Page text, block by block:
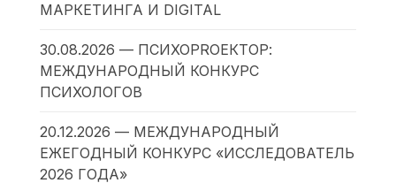
МАРКЕТИНГА И DIGITAL
30.08.2026 — ПСИХОPROЕКТОР:
МЕЖДУНАРОДНЫЙ КОНКУРС
ПСИХОЛОГОВ
20.12.2026 — МЕЖДУНАРОДНЫЙ
ЕЖЕГОДНЫЙ КОНКУРС «ИССЛЕДОВАТЕЛЬ
2026 ГОДА»